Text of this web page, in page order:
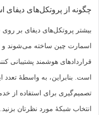
چگونه از پروتکل‌های دیفای
بیشتر پروتکل‌های دیفای بر روی
اسمارت چین ساخته می‌شوند و
قراردادهای هوشمند پشتیبانی
است. بنابراین، به واسطۀ تعدد
تصمیم‌گیری برای استفاده از
انتخاب شبکۀ مورد نظرتان بزنید.